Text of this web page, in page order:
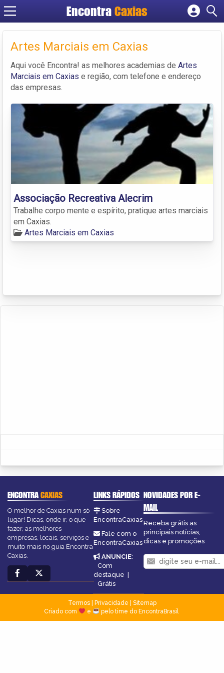
EncontraCaxias
Cadastrar empresa
Criar conta
Artes Marciais em Caxias
Aqui você Encontra! as melhores academias de Artes
Marciais em Caxias e região, com telefone e endereço
das empresas.
Associação Recreativa Alecrim
Trabalhe corpo mente e espírito, pratique artes marciais
em Caxias.
Artes Marciais em Caxias
ENCONTRACAXIAS
O melhor de Caxias num só
lugar! Dicas, onde ir, o que
fazer, as melhores
empresas, locais, serviços e
muito mais no guia Encontra
Caxias.
LINKS RÁPIDOS
Sobre
EncontraCaxias
Fale com o
EncontraCaxias
ANUNCIE:
Com
destaque |
Grátis
NOVIDADES POR E-
MAIL
Receba grátis as
principais notícias,
dicas e promoções
Termos| Privacidade
Sitemap
Criado com
e pelo time do EncontraBrasil